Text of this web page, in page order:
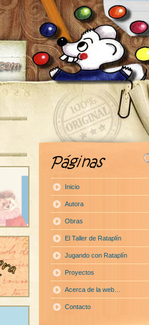
Inicio
Autora
Obras
El Taller de Rataplín
Jugando con Rataplín
Proyectos
Acerca de la web…
Contacto